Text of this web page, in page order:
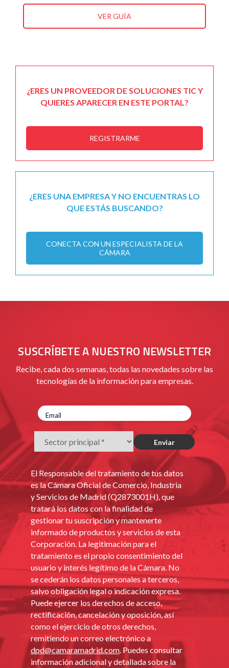
VER GUÍA
¿ERES UN PROVEEDOR DE SOLUCIONES TIC Y
QUIERES APARECER EN ESTE PORTAL?
REGISTRARME
¿ERES UNA EMPRESA Y NO ENCUENTRAS LO
QUE ESTÁS BUSCANDO?
CONECTA CON UN ESPECIALISTA DE LA
CÁMARA
SUSCRÍBETE A NUESTRO NEWSLETTER
Recibe, cada dos semanas, todas las novedades sobre las
tecnologías de la información para empresas.
El Responsable del tratamiento de tus datos
es la Cámara Oficial de Comercio, Industria
y Servicios de Madrid (Q2873001H), que
tratará los datos con la finalidad de
gestionar tu suscripción y mantenerte
informado de productos y servicios de esta
Corporación. La legitimación para el
tratamiento es el propio consentimiento del
usuario y interés legítimo de la Cámara. No
se cederán los datos personales a terceros,
salvo obligación legal o indicación expresa.
Puede ejercer los derechos de acceso,
rectificación, cancelación y oposición, así
como el ejercicio de otros derechos,
remitiendo un correo electrónico a
dpd@camaramadrid.com. Puedes consultar
información adicional y detallada sobre la